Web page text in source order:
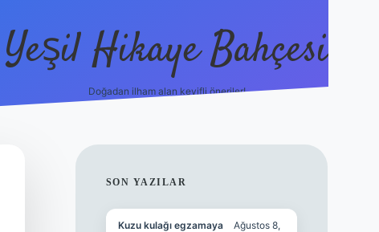
Yeşil Hikaye Bahçesi
Doğadan ilham alan keyifli öneriler!
SIDEBAR
SON YAZILAR
Kuzu kulağı egzamaya
Ağustos 8,
en güvenilir